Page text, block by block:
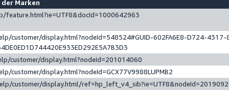
Marken
feature.html?ie=UTF8&docId=1000642963
customer/display.html?nodeId=548524#GUID-602FA6E8-D724-4317-
customer/display.html?nodeId=201014060
customer/display.html?nodeId=GCX77V9988LUPMB2
customer/display.html/